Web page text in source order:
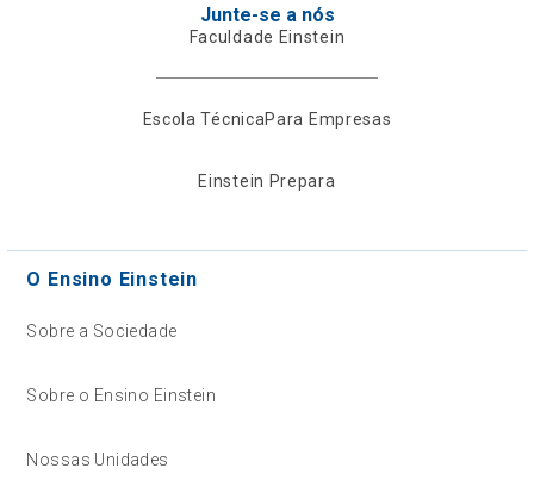
Junte-se a nós
Faculdade Einstein
Escola TécnicaPara Empresas
Einstein Prepara
O Ensino Einstein
Sobre a Sociedade
Sobre o Ensino Einstein
Nossas Unidades